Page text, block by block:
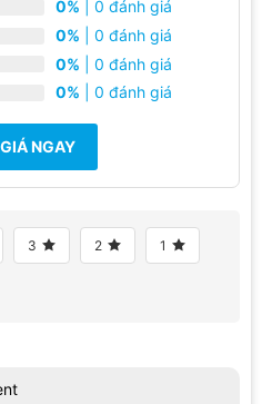
thực và sống động.
HD+ mặc dù chưa thực sự
bị giá rẻ thì màn hình A12
0% | 0 đánh giá
0% | 0 đánh giá
0% | 0 đánh giá
0% | 0 đánh giá
NGAY
3 2 1